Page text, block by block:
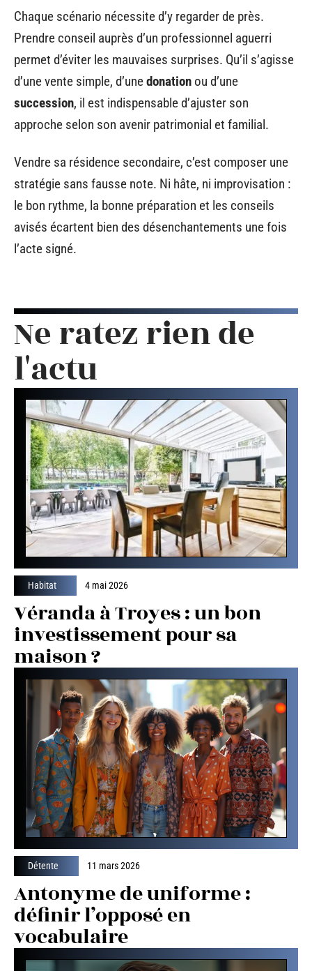
Chaque scénario nécessite d’y regarder de près.
Prendre conseil auprès d’un professionnel aguerri
permet d’éviter les mauvaises surprises. Qu’il s’agisse
d’une vente simple, d’unedonation ou d’une
succession, il est indispensable d’ajuster son
approche selon son avenir patrimonial et familial.
Vendre sa résidence secondaire, c’est composer une
stratégie sans fausse note. Ni hâte, ni improvisation :
le bon rythme, la bonne préparation et les conseils
avisés écartent bien des désenchantements une fois
l’acte signé.
Ne ratez rien de
l'actu
Habitat 4 mai 2026
Véranda à Troyes : un bon
investissement pour sa
maison ?
Détente 11 mars 2026
Antonyme de uniforme :
définir l’opposé en
vocabulaire